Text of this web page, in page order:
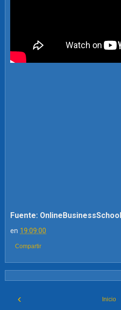
Fuente: OnlineBusinessSchool
en 19:09:00
Compartir
‹ Inicio